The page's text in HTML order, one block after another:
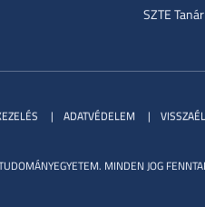
SZTE
MINDEN JOG
ADATVÉDELEM